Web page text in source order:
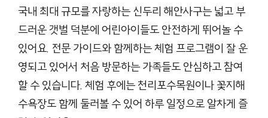
국내 최대 규모를 자랑하는 신두리 해안사구는 넓고 부
드러운 갯벌 덕분에 어린아이들도 안전하게 뛰어놀 수
있어요. 전문 가이드와 함께하는 체험 프로그램이 잘 운
영되고 있어서 처음 방문하는 가족들도 안심하고 참여
할 수 있습니다. 체험 후에는 천리포수목원이나 꽃지해
수욕장도 함께 둘러볼 수 있어 하루 일정으로 알차게 즐